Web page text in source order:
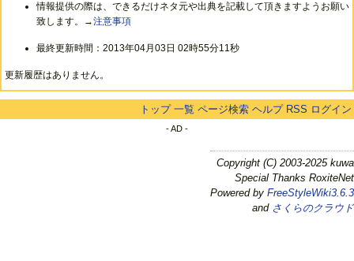
情報提供の際は、できるだけネタ元や出典を記載して頂きますようお願い
致します。→注意事項
最終更新時間：2013年04月03日 02時55分11秒
更新履歴はありません。
トップ 一覧 ページ検索 ヘルプ RSS ログイン
- AD -
Copyright (C) 2003-2025 kuwa
Special Thanks RoxiteNet
Powered by FreeStyleWiki3.6.3
and さくらのクラウド